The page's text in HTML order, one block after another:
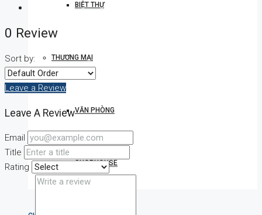
BIỆT THỰ
THƯƠNG MẠI
VĂN PHÒNG
SHOPHOUSE
0 Review
Sort by:
Leave a Review
Leave A Review
Email
Title
Rating